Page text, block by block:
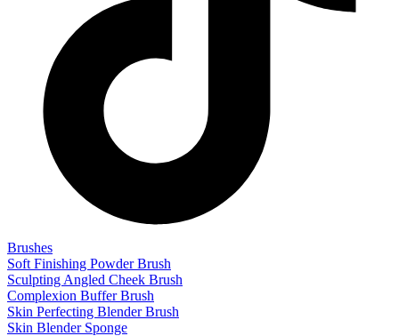
Brushes
Soft Finishing Powder Brush
Sculpting Angled Cheek Brush
Complexion Buffer Brush
Skin Perfecting Blender Brush
Skin Blender Sponge